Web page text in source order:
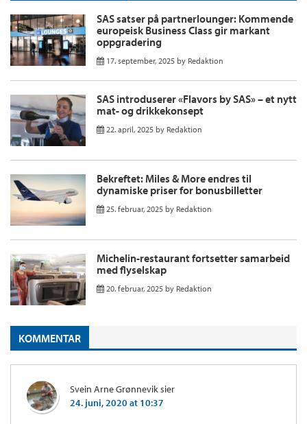
SAS satser på partnerlounger: Kommende
europeisk Business Class gir markant
oppgradering
17. september, 2025 by Redaktion
SAS introduserer «Flavors by SAS» – et nytt
mat- og drikkekonsept
22. april, 2025 by Redaktion
Bekreftet: Miles & More endres til
dynamiske priser for bonusbilletter
25. februar, 2025 by Redaktion
Michelin-restaurant fortsetter samarbeid
med flyselskap
20. februar, 2025 by Redaktion
KOMMENTAR
Svein Arne Grønneviksier
24. juni, 2020 at 10:37